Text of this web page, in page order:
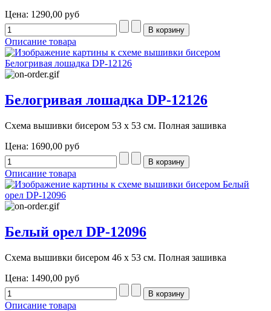
Цена: 1290,00 руб
Описание товара
Белогривая лошадка DP-12126
Схема вышивки бисером 53 х 53 см. Полная зашивка
Цена: 1690,00 руб
Описание товара
Белый орел DP-12096
Схема вышивки бисером 46 х 53 см. Полная зашивка
Цена: 1490,00 руб
Описание товара